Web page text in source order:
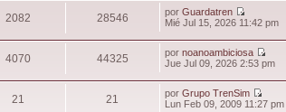
2082 28546 porGuardatren
Mié Jul 15, 2026 11:42 pm
4070 44325 pornoanoambiciosa
Jue Jul 09, 2026 2:53 pm
21 21 porGrupo TrenSim
Lun Feb 09, 2009 11:27 pm